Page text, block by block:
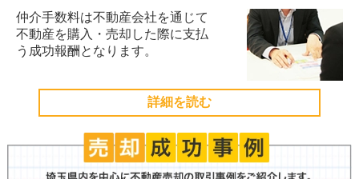
仲介手数料は不動産会社を通じて
不動産を購入・売却した際に支払
う成功報酬となります。
詳細を読む